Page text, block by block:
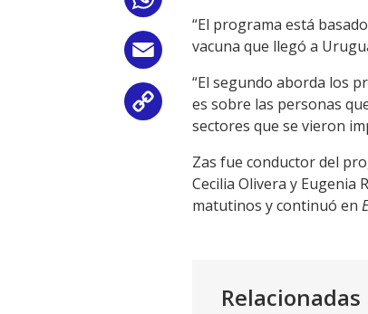
Email
Copy
“El programa está
vacuna que llegó a
“El segundo aborda los
es sobre las personas
sectores que se vieron
Zas fue conductor del
Cecilia Olivera y Eugenia
matutinos y continuó en
Relacionadas